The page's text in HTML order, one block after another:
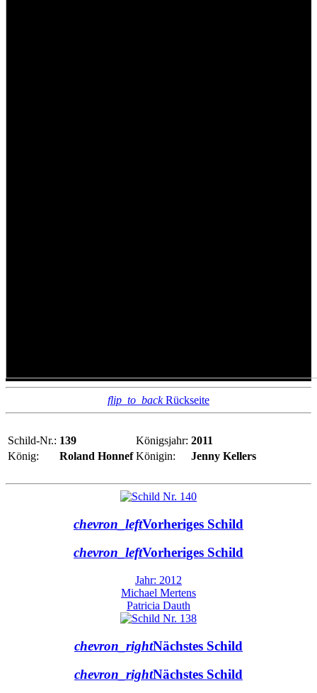
flip_to_backRückseite
Schild-Nr.: 139 Königsjahr: 2011
König:
Roland Honnef Königin: Jenny Kellers
chevron_leftVorheriges Schild
chevron_leftVorheriges Schild
Jahr: 2012
Michael Mertens
Patricia Dauth
chevron_rightNächstes Schild
chevron_rightNächstes Schild